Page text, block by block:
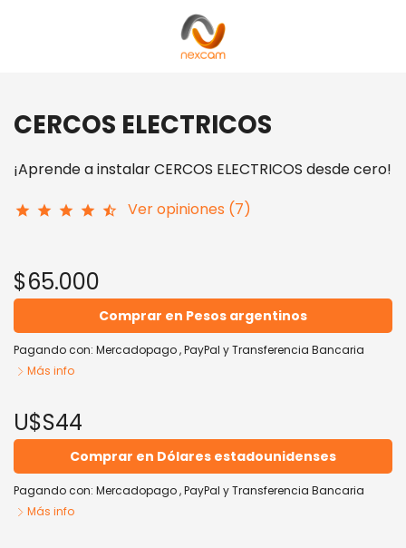
CERCOS ELECTRICOS
¡Aprende a instalar CERCOS ELECTRICOS desde cero!
star star star star star_half Ver opiniones (7)
$65.000
Comprar en Pesos argentinos
Pagando con: Mercadopago,PayPal yTransferencia Bancaria
Más info
U$S44
Comprar en Dólares estadounidenses
Pagando con: Mercadopago,PayPal yTransferencia Bancaria
Más info